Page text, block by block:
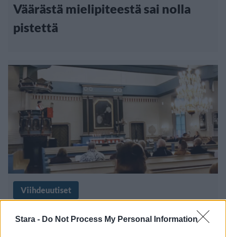
Stara - Do Not Process My Personal Information
Väärästä mielipiteestä sai nolla
pistettä
Viihdeuutiset